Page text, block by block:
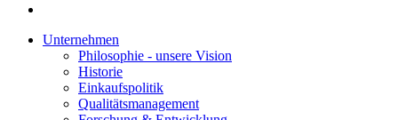
Unternehmen
Philosophie - unsere Vision
Historie
Einkaufspolitik
Qualitätsmanagement